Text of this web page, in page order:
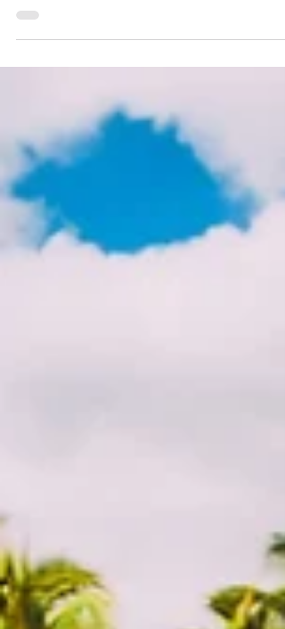
actie 💌
Cadeaubonnen van €30 per boeking? En bij
leest het goed! Met Topseller Sunlife Mauritius
geef je je klanten niet zomaar een vakantie,
maar een tropische droom waar ze keer op
keer naar terug willen. En jij? Jij krijgt daar iets
moois voor terug! Sunlife weet als geen ander
hoe je klanten verliefd laat worden op
Mauritius. Denk aan stijlvolle resorts met een
relaxte Mauritiaanse vibe, prachtige stranden,